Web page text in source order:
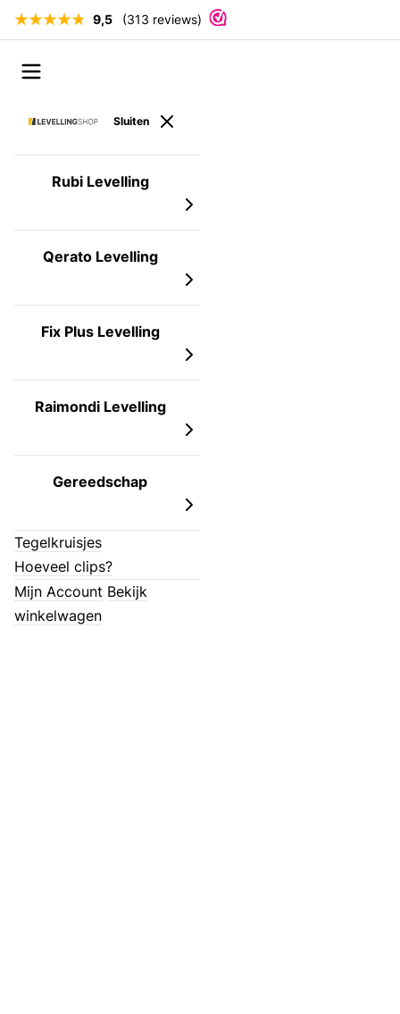
9,5 (313 reviews)
Open menu
Sluiten
Rubi Levelling
Qerato Levelling
Fix Plus Levelling
Raimondi Levelling
Gereedschap
Tegelkruisjes
Hoeveel clips?
Mijn Account Bekijk
winkelwagen